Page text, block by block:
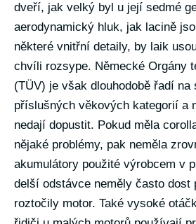
dveří, jak velký byl u její sedmé
aerodynamický hluk, jak lacině
některé vnitřní detaily, by laik
chvíli rozsype. Německé Orgány
(TÜV) je však dlouhodobě řadí na
příslušných věkových kategorií a
nedají dopustit. Pokud měla
nějaké problémy, pak neměla
akumulátory použité výrobcem v
delší odstávce neměly často dost
roztočily motor. Také vysoké